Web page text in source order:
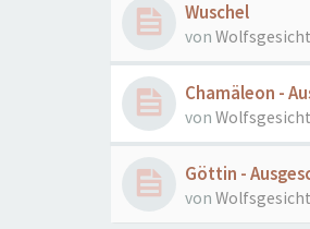
Wuschel
von Wolfsgesicht
Chamäleon -
von Wolfsgesicht
Göttin -
von Wolfsgesicht